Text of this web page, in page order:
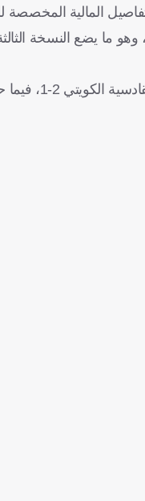
المالية
وهو ما يضع النسخة
يُذكر أن دهوك